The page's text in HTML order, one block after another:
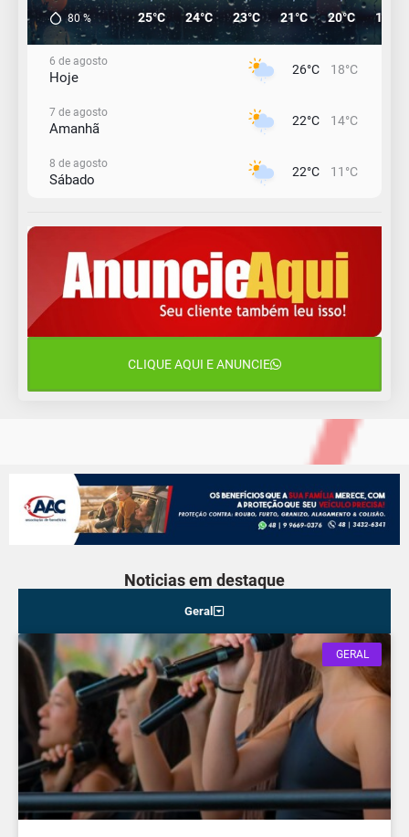
80% 25°C 24°C 23°C 21°C 20°C 19°C
6 de agosto
Hoje 26°C 18°C
7 de agosto
Amanhã 22°C 14°C
8 de agosto
Sábado 22°C 11°C
Domingo 16°C 12°C
10 de agosto
Segunda-Feira
Terça-Feira
CLIQUE AQUI E ANUNCIE
Noticias em destaque
Geral
GERAL